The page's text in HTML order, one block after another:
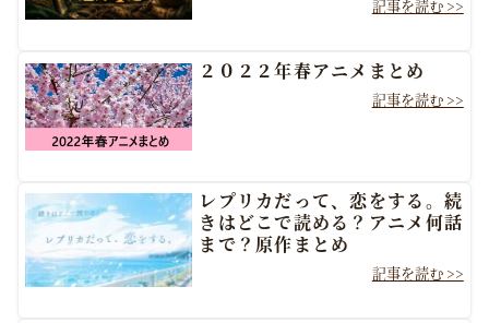
２０２２年春アニメまとめ
レプリカだって、恋をする。続
きはどこで読める？アニメ何話
まで？原作まとめ